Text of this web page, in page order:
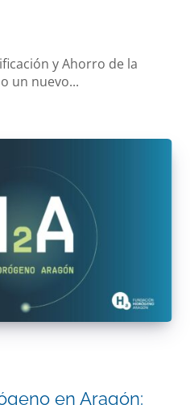
y Ahorro de la
un nuevo...
en Aragón: